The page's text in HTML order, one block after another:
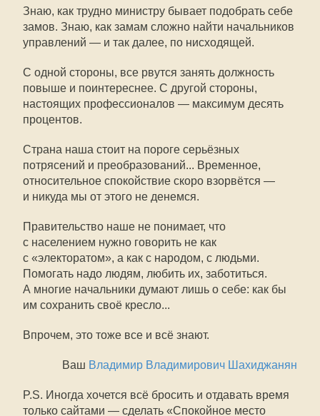
Знаю, как трудно министру бывает подобрать себе
замов. Знаю, как замам сложно найти начальников
управлений — и так далее, по нисходящей.
С одной стороны, все рвутся занять должность
повыше и поинтереснее. С другой стороны,
настоящих профессионалов — максимум десять
процентов.
Страна наша стоит на пороге серьёзных
потрясений и преобразований... Временное,
относительное спокойствие скоро взорвётся —
и никуда мы от этого не денемся.
Правительство наше не понимает, что
с населением нужно говорить не как
с «электоратом», а как с народом, с людьми.
Помогать надо людям, любить их, заботиться.
А многие начальники думают лишь о себе: как бы
им сохранить своё кресло...
Впрочем, это тоже все и всё знают.
Ваш Владимир Владимирович Шахиджанян
P.S. Иногда хочется всё бросить и отдавать время
только сайтами — сделать «Спокойное место